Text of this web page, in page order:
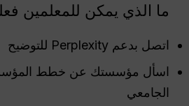
ما الذي يمكن للمعلمين
اتصل بدعم Perplexity للتوضيح
اسأل مؤسستك عن خطط
الجامعي